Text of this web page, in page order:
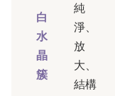
白
水
晶
簇
純
淨、
放
大、
結構